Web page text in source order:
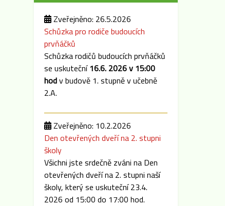
Zveřejněno: 26.5.2026
Schůzka pro rodiče budoucích
prvňáčků
Schůzka rodičů budoucích prvňáčků
se uskuteční16.6. 2026 v 15:00
hodv budově 1. stupně v učebně
2.A.
Zveřejněno: 10.2.2026
Den otevřených dveří na 2. stupni
školy
Všichni jste srdečně zváni na Den
otevřených dveří na 2. stupni naší
školy, který se uskuteční 23.4.
2026 od 15:00 do 17:00 hod.